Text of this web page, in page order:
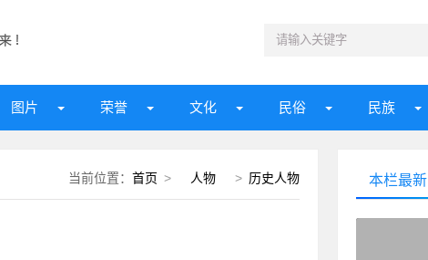
图片 荣誉 文化 民俗 民族
当前位置： 首页 > 人物 > 历史人物 本栏最新